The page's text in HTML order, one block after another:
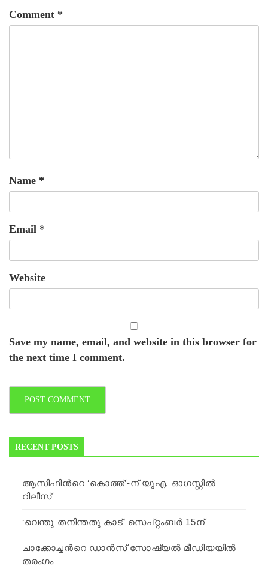
Comment *
Name *
Email *
Website
Save my name, email, and website in this browser for
the next time I comment.
RECENT POSTS
ആസിഫിന്‍റെ ‘കൊത്ത്’-ന് യുഎ, ഓഗസ്റ്റില്‍
റിലീസ്
‘വെന്തു തനിന്തതു കാട്’ സെപ്റ്റംബര്‍ 15ന്
ചാക്കോച്ചന്‍റെ ഡാന്‍സ് സോഷ്യല്‍ മീഡിയയില്‍
തരംഗം